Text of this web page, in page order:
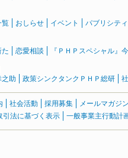
覧
おしらせ イベント パブリシティ
た
恋愛相談 『ＰＨＰスペシャル』
之助
政策シンクタンクＰＨＰ総研
社会活動 採用募集 メールマガジン
引法に基づく表示
一般事業主行動計